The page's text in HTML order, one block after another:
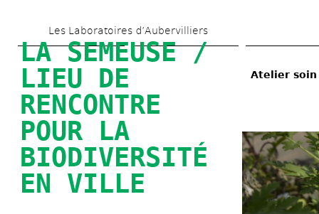
to
main
content
Les Laboratoires d’Aubervilliers
LA SEMEUSE /
LIEU DE
RENCONTRE
POUR LA
BIODIVERSITÉ
EN VILLE
Atelier soin